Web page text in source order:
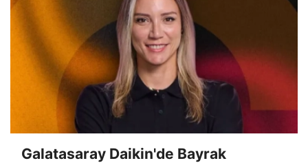
Galatasaray Daikin'de Bayrak